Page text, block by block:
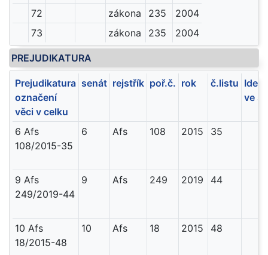
72
zákona 235
2004
73
zákona 235 2004
PREJUDIKATURA
Prejudikatura
označení
věci v celku
senát rejstřík poř.č. rok č.listu
ve
6 Afs
108/2015-35
6 Afs 108 2015 35
9 Afs
249/2019-44
9 Afs 249 2019 44
10 Afs
18/2015-48
10 Afs 18 2015 48